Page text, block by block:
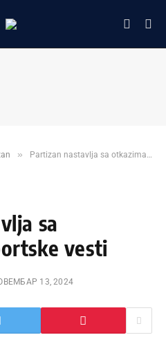
» Partizan nastavlja sa otkazima! – Sportske vesti
sa
vesti
13, 2024